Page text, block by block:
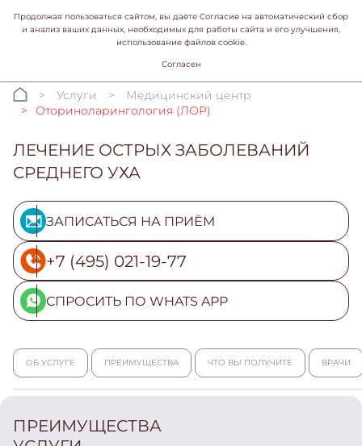
Услуги
Медицинский центр
Оториноларингология (ЛОР)
ЛЕЧЕНИЕ ОСТРЫХ ЗАБОЛЕВАНИЙ
СРЕДНЕГО УХА
ЗАПИСАТЬСЯ НА ПРИЁМ
+7 (495) 021-19-77
СПРОСИТЬ ПО WHATS APP
ОБ УСЛУГЕ ПРЕИМУЩЕСТВА ЧТО ВЫ ПОЛУЧИТЕ ВРАЧИ
ПРЕИМУЩЕСТВА
Продолжая пользоваться сайтом, вы даёте Согласие на автоматический сбор
и анализ ваших данных, необходимых для работы сайта и его улучшения,
использование файлов cookie.
Согласен